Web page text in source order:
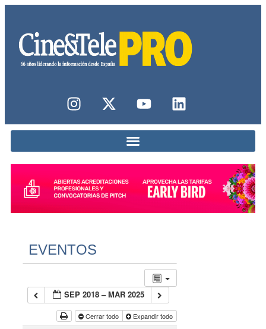
EVENTOS
SEP 2018 – MAR 2025
Cerrar todo Expandir todo